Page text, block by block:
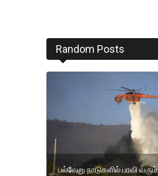
Random Posts
பல்வேறு நாடுகளில் பரவி